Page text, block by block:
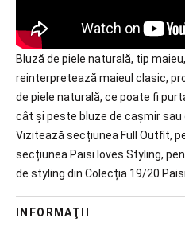
Bluză de piele naturală, tip
reinterpretează maieul clasic,
de piele naturală, ce poate fi
cât și peste bluze de cașmir sau
Vizitează secțiunea Full Outfit,
secțiunea Paisi loves Styling,
de styling din Colecția 19/20
INFORMAŢII